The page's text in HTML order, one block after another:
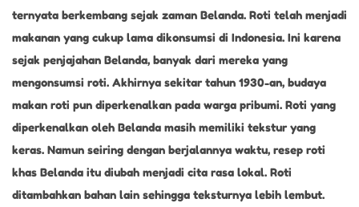
ternyata berkembang sejak zaman Belanda. Roti telah menjadi
makanan yang cukup lama dikonsumsi di Indonesia. Ini karena
sejak penjajahan Belanda, banyak dari mereka yang
mengonsumsi roti. Akhirnya sekitar tahun 1930-an, budaya
makan roti pun diperkenalkan pada warga pribumi. Roti yang
diperkenalkan oleh Belanda masih memiliki tekstur yang
keras. Namun seiring dengan berjalannya waktu, resep roti
khas Belanda itu diubah menjadi cita rasa lokal. Roti
ditambahkan bahan lain sehingga teksturnya lebih lembut.